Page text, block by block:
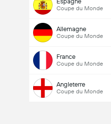
Coupe du Monde
Allemagne
Coupe du Monde
France
Coupe du Monde
Angleterre
Coupe du Monde